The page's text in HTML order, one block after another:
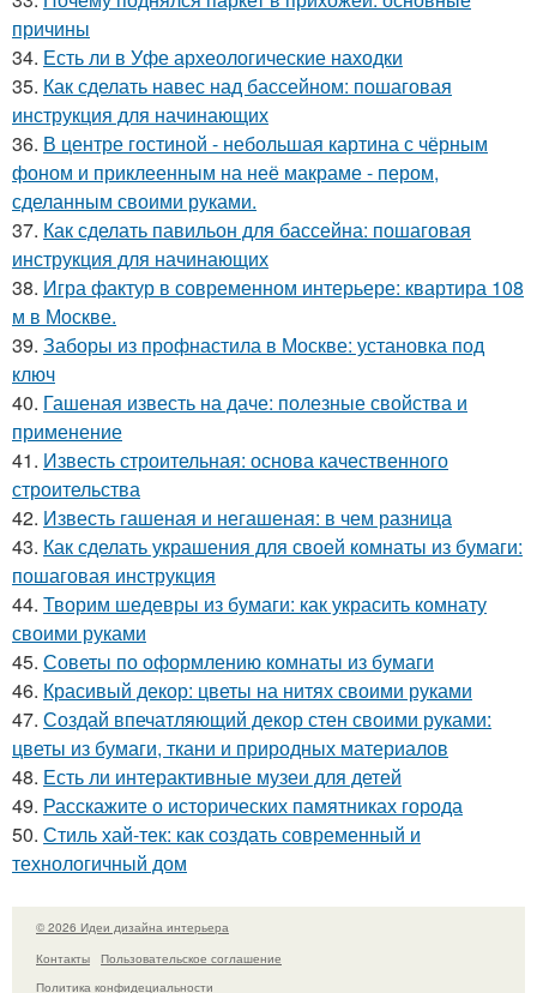
причины
34. Есть ли в Уфе археологические находки
35. Как сделать навес над бассейном: пошаговая
инструкция для начинающих
36. В центре гостиной - небольшая картина с чёрным
фоном и приклеенным на неё макраме - пером,
сделанным своими руками.
37. Как сделать павильон для бассейна: пошаговая
инструкция для начинающих
38. Игра фактур в современном интерьере: квартира 108
м в Москве.
39. Заборы из профнастила в Москве: установка под
ключ
40. Гашеная известь на даче: полезные свойства и
применение
41. Известь строительная: основа качественного
строительства
42. Известь гашеная и негашеная: в чем разница
43. Как сделать украшения для своей комнаты из бумаги:
пошаговая инструкция
44. Творим шедевры из бумаги: как украсить комнату
своими руками
45. Советы по оформлению комнаты из бумаги
46. Красивый декор: цветы на нитях своими руками
47. Создай впечатляющий декор стен своими руками:
цветы из бумаги, ткани и природных материалов
48. Есть ли интерактивные музеи для детей
49. Расскажите о исторических памятниках города
50. Стиль хай-тек: как создать современный и
технологичный дом
© 2026 Идеи дизайна интерьера
Контакты
Пользовательское соглашение
Политика конфидециальности